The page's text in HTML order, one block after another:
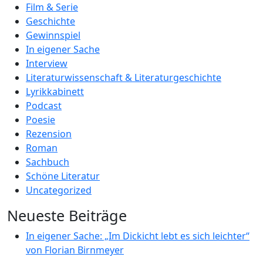
Film & Serie
Geschichte
Gewinnspiel
In eigener Sache
Interview
Literaturwissenschaft & Literaturgeschichte
Lyrikkabinett
Podcast
Poesie
Rezension
Roman
Sachbuch
Schöne Literatur
Uncategorized
Neueste Beiträge
In eigener Sache: „Im Dickicht lebt es sich leichter“
von Florian Birnmeyer